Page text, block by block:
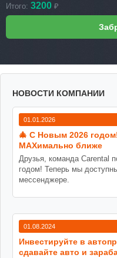
Итого: 3200 ₽
НОВОСТИ КОМПАНИИ
01.01.2026
🎄 С Новым 2026
MAXимально ближе
Друзья, команда Carental
годом! Теперь мы
мессенджере.
01.08.2024
Инвестируйте в
сдавайте авто и